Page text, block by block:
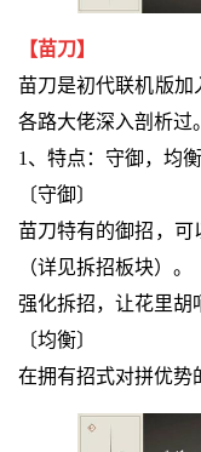
【苗刀】
苗刀是初代联机版加
各路大佬深入剖析过。
1、特点：守御，均衡
〔守御〕
苗刀特有的御招，可
（详见拆招板块）。
强化拆招，让花里胡
〔均衡〕
在拥有招式对拼优势